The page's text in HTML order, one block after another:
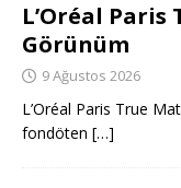
L’Oréal Paris
Görünüm
9 Ağustos 2026
L’Oréal Paris True
fondöten […]